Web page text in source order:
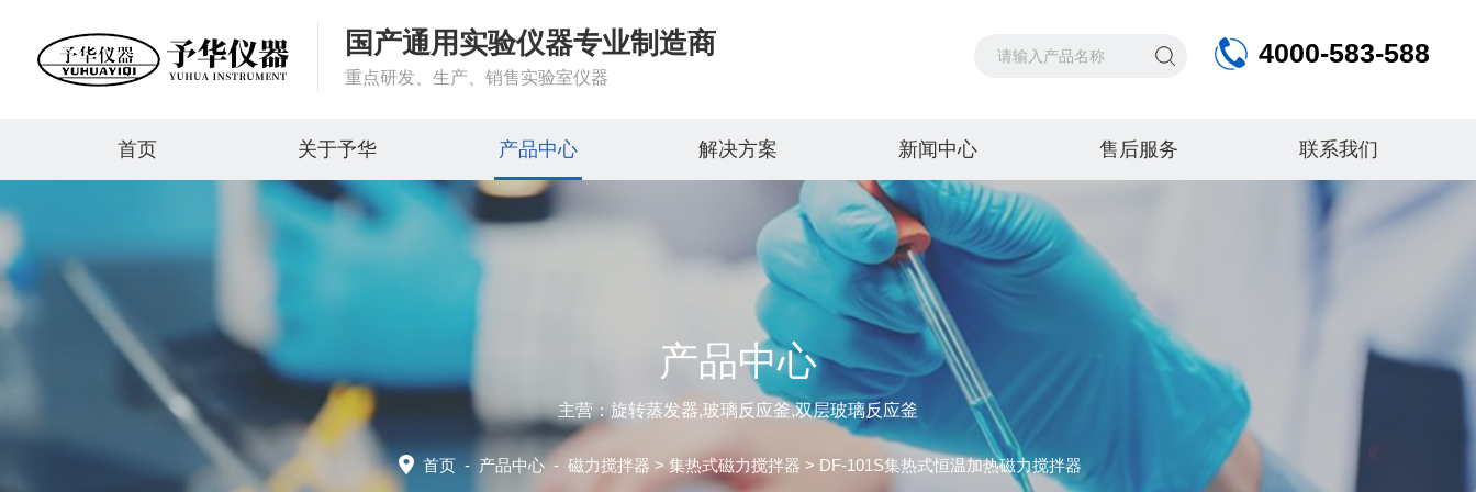
国产通用实验仪器专业制造商
重点研发、生产、销售实验室仪器
4000-583-588
首页 关于予华 产品中心 解决方案 新闻中心 售后服务 联系我们
产品中心
主营：旋转蒸发器,玻璃反应釜,双层玻璃反应釜
首页- 产品中心- 磁力搅拌器 > 集热式磁力搅拌器 > DF-101S集热式恒温加热磁力搅拌器